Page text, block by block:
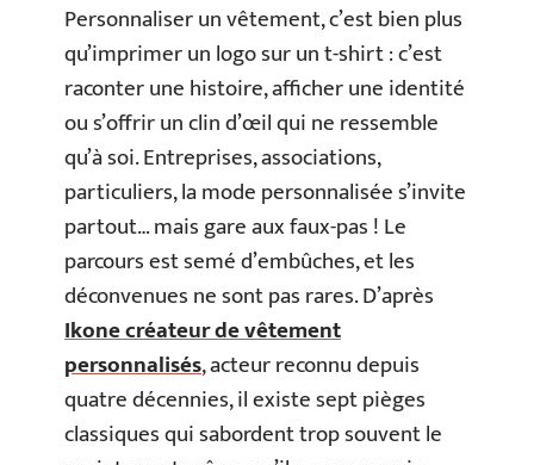
Personnaliser un vêtement, c’est bien plus
qu’imprimer un logo sur un t-shirt : c’est
raconter une histoire, afficher une identité
ou s’offrir un clin d’œil qui ne ressemble
qu’à soi. Entreprises, associations,
particuliers, la mode personnalisée s’invite
partout… mais gare aux faux-pas ! Le
parcours est semé d’embûches, et les
déconvenues ne sont pas rares. D’après
Ikone créateur de vêtement
personnalisés, acteur reconnu depuis
quatre décennies, il existe sept pièges
classiques qui sabordent trop souvent le